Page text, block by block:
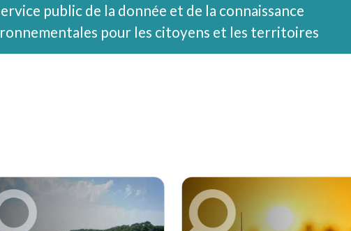
public de la donnée et de la connaissance
pour les citoyens et les territoires